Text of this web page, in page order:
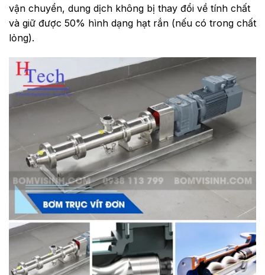
vận chuyển, dung dịch không bị thay đổi về tính chất
và giữ được 50% hình dạng hạt rắn (nếu có trong chất
lỏng).